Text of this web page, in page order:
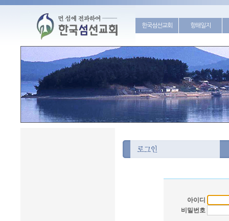
한국섬선교회 항해일지
아이디
비밀번호